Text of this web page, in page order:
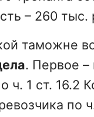
– 260 тыс.
таможне
. Первое
ч. 1 ст. 16.2
по